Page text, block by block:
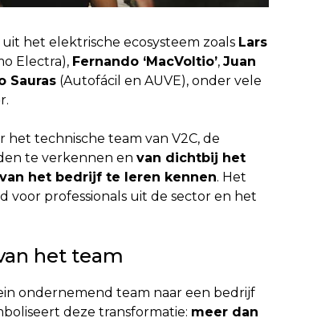
het elektrische ecosysteem zoals Lars
Electra), Fernando ‘MacVoltio’, Juan
Sauras(Autofácil en AUVE), onder vele
technische team van V2C, de
te verkennen en van dichtbij het
het bedrijf te leren kennen. Het
professionals uit de sector en het
het team
ondernemend team naar een bedrijf
deze transformatie: meer dan